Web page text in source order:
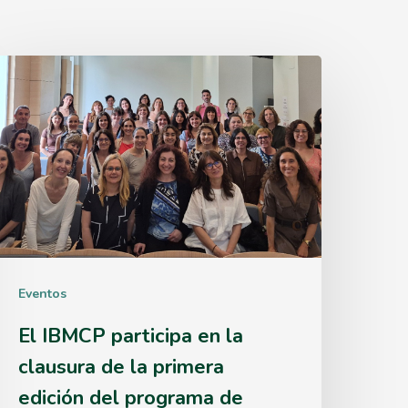
Eventos
participa
primera
edición
El IBMCP participa en la
clausura de la primera
edición del programa de